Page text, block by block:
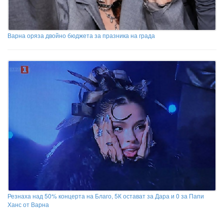
Варна оряза двойно бюджета за празника на града
Резнаха над 50% концерта на Благо, 5К остават за Дара и 0 за Папи
Ханс от Варна